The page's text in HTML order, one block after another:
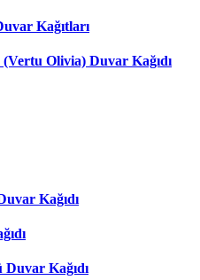
Kağıtları
Olivia) Duvar Kağıdı
Kağıdı
Kağıdı